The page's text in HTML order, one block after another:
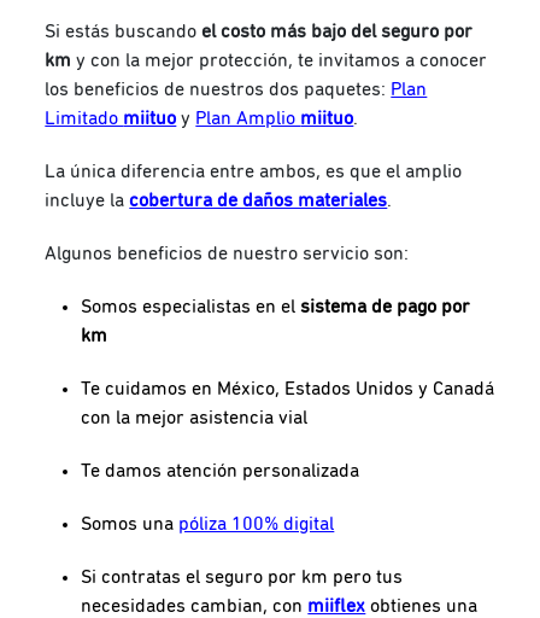
Si estás buscandoel costo más bajo del seguro por
km y con la mejor protección, te invitamos a conocer
los beneficios de nuestros dos paquetes: Plan
Limitado miituo y Plan Amplio miituo.
La única diferencia entre ambos, es que el amplio
incluye la cobertura de daños materiales.
Algunos beneficios de nuestro servicio son:
Somos especialistas en elsistema de pago por
km
Te cuidamos en México, Estados Unidos y Canadá
con la mejor asistencia vial
Te damos atención personalizada
Somos una póliza 100% digital
Si contratas el seguro por km pero tus
necesidades cambian, con miiflex obtienes una